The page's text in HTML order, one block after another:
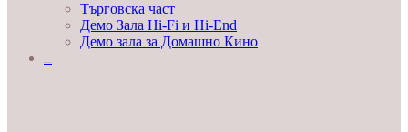
Търговска част
Демо Зала Hi-Fi и Hi-End
Демо зала за Домашно Кино